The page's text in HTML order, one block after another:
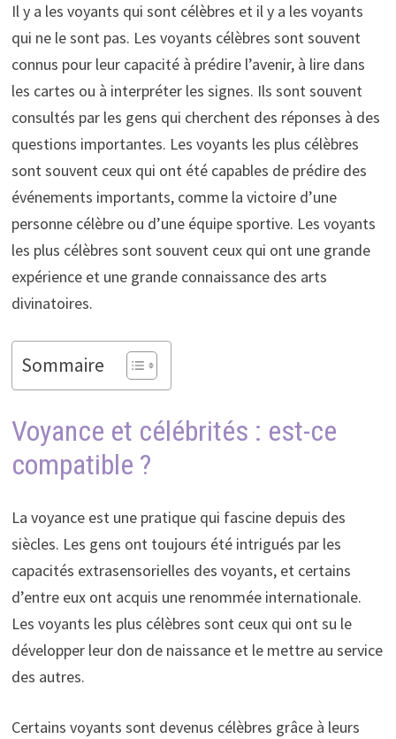
Il y a les voyants qui sont célèbres et il y a les voyants
qui ne le sont pas. Les voyants célèbres sont souvent
connus pour leur capacité à prédire l’avenir, à lire dans
les cartes ou à interpréter les signes. Ils sont souvent
consultés par les gens qui cherchent des réponses à des
questions importantes. Les voyants les plus célèbres
sont souvent ceux qui ont été capables de prédire des
événements importants, comme la victoire d’une
personne célèbre ou d’une équipe sportive. Les voyants
les plus célèbres sont souvent ceux qui ont une grande
expérience et une grande connaissance des arts
divinatoires.
Sommaire
Voyance et célébrités : est-ce
compatible ?
La voyance est une pratique qui fascine depuis des
siècles. Les gens ont toujours été intrigués par les
capacités extrasensorielles des voyants, et certains
d’entre eux ont acquis une renommée internationale.
Les voyants les plus célèbres sont ceux qui ont su le
développer leur don de naissance et le mettre au service
des autres.
Certains voyants sont devenus célèbres grâce à leurs